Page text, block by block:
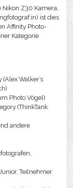
Nikon Z30 Kamera,
ist dies
Affinity Photo-
Kategorie
Walker’s
Photo Vögel)
(ThinkTank
andere
Teilnehmer